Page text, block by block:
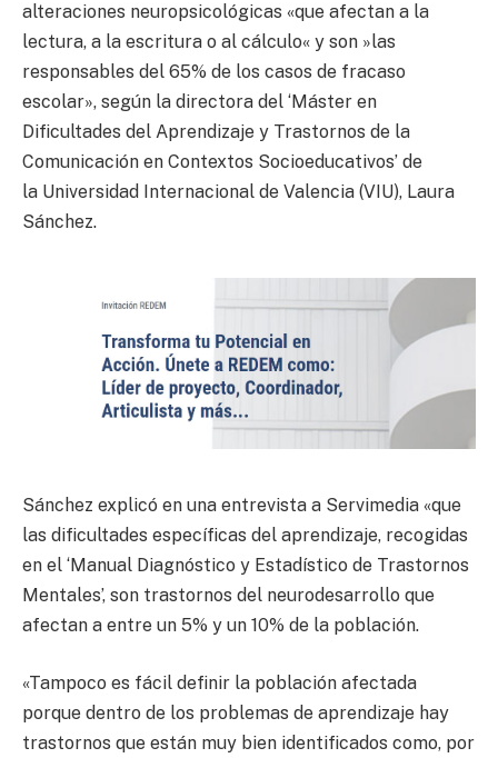
alteraciones neuropsicológicas «que afectan a la
lectura, a la escritura o al cálculo« y son »las
responsables del 65% de los casos de fracaso
escolar», según la directora del ‘Máster en
Dificultades del Aprendizaje y Trastornos de la
Comunicación en Contextos Socioeducativos’ de
la Universidad Internacional de Valencia (VIU), Laura
Sánchez.
Sánchez explicó en una entrevista a Servimedia «que
las dificultades específicas del aprendizaje, recogidas
en el ‘Manual Diagnóstico y Estadístico de Trastornos
Mentales’, son trastornos del neurodesarrollo que
afectan a entre un 5% y un 10% de la población.
«Tampoco es fácil definir la población afectada
porque dentro de los problemas de aprendizaje hay
trastornos que están muy bien identificados como, por